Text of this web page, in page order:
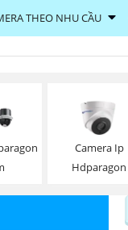
THEO NHU CẦU
Camera Ip
Hdparagon